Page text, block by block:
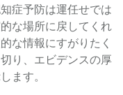
症予防は運任せでは
な場所に戻してくれ
な情報にすがりたく
り、エビデンスの厚
ます。